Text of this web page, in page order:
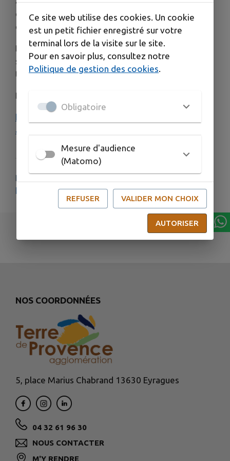
en séjour saisonnier… et si votre prochain poste
était ici ?
Rejoignez une collectivité engagée au service de
ses habitants, de ses communes et de son
territoire.
Découvrez toutes nos offres et candidatez ici :
https://www.terredeprovence-
agglo.com/page/on-recrute
PLUS D'INFORMATIONS
https://www.terredeprovence-agglo.com/page/on-recrute
NOS COORDONNÉES
5, place Marius Chabrand 13630 Eyragues
04 32 61 96 30
NOUS CONTACTER
M'Y RENDRE
Ce site web utilise des cookies. Un cookie
est un petit fichier enregistré sur votre
terminal lors de la visite sur le site.
Pour en savoir plus, consultez notre
Politique de gestion des cookies.
Obligatoire
Mesure d'audience
(Matomo)
REFUSER VALIDER MON CHOIX
AUTORISER